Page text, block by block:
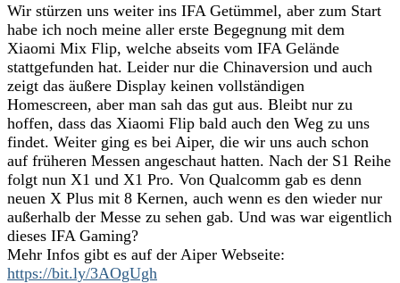
Wir stürzen uns weiter ins IFA Getümmel, aber zum Start
habe ich noch meine aller erste Begegnung mit dem
Xiaomi Mix Flip, welche abseits vom IFA Gelände
stattgefunden hat. Leider nur die Chinaversion und auch
zeigt das äußere Display keinen vollständigen
Homescreen, aber man sah das gut aus. Bleibt nur zu
hoffen, dass das Xiaomi Flip bald auch den Weg zu uns
findet. Weiter ging es bei Aiper, die wir uns auch schon
auf früheren Messen angeschaut hatten. Nach der S1 Reihe
folgt nun X1 und X1 Pro. Von Qualcomm gab es denn
neuen X Plus mit 8 Kernen, auch wenn es den wieder nur
außerhalb der Messe zu sehen gab. Und was war eigentlich
dieses IFA Gaming?
Mehr Infos gibt es auf der Aiper Webseite:
https://bit.ly/3AOgUgh